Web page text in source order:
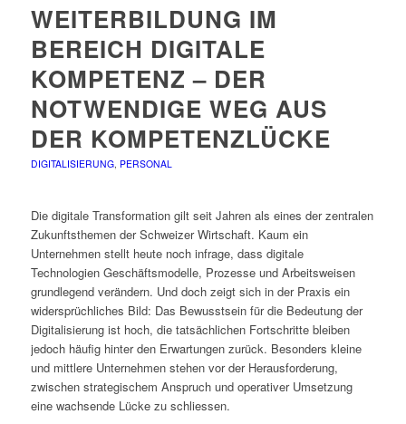
WEITERBILDUNG IM
BEREICH DIGITALE
KOMPETENZ – DER
NOTWENDIGE WEG AUS
DER KOMPETENZLÜCKE
DIGITALISIERUNG, PERSONAL
Die digitale Transformation gilt seit Jahren als eines der zentralen
Zukunftsthemen der Schweizer Wirtschaft. Kaum ein
Unternehmen stellt heute noch infrage, dass digitale
Technologien Geschäftsmodelle, Prozesse und Arbeitsweisen
grundlegend verändern. Und doch zeigt sich in der Praxis ein
widersprüchliches Bild: Das Bewusstsein für die Bedeutung der
Digitalisierung ist hoch, die tatsächlichen Fortschritte bleiben
jedoch häufig hinter den Erwartungen zurück. Besonders kleine
und mittlere Unternehmen stehen vor der Herausforderung,
zwischen strategischem Anspruch und operativer Umsetzung
eine wachsende Lücke zu schliessen.